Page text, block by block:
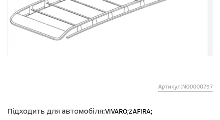
Артикул:N00000797
Підходить для автомобіля:VIVARO;ZAFIRA;